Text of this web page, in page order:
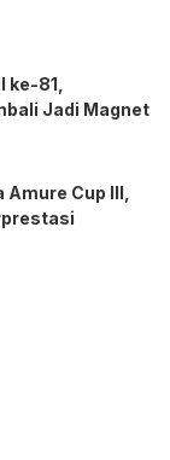
ke-81,
Jadi Magnet
Cup III,